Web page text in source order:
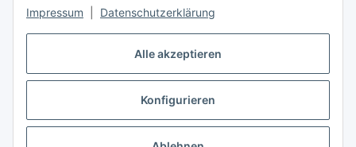
Alle akzeptieren
Konfigurieren
Impressum Datenschutzerklärung